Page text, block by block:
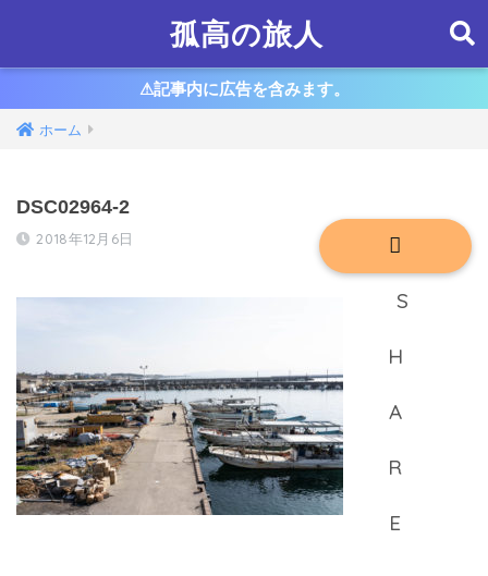
孤高の旅人
⚠︎記事内に広告を含みます。
ホーム
DSC02964-2
2018年12月6日